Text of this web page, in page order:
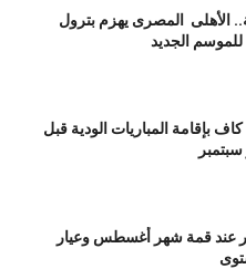
الأهلى المصرى يهزم بترول
بإقامة المباريات الودية قبل
عند قمة شهر أغسطس وعيار